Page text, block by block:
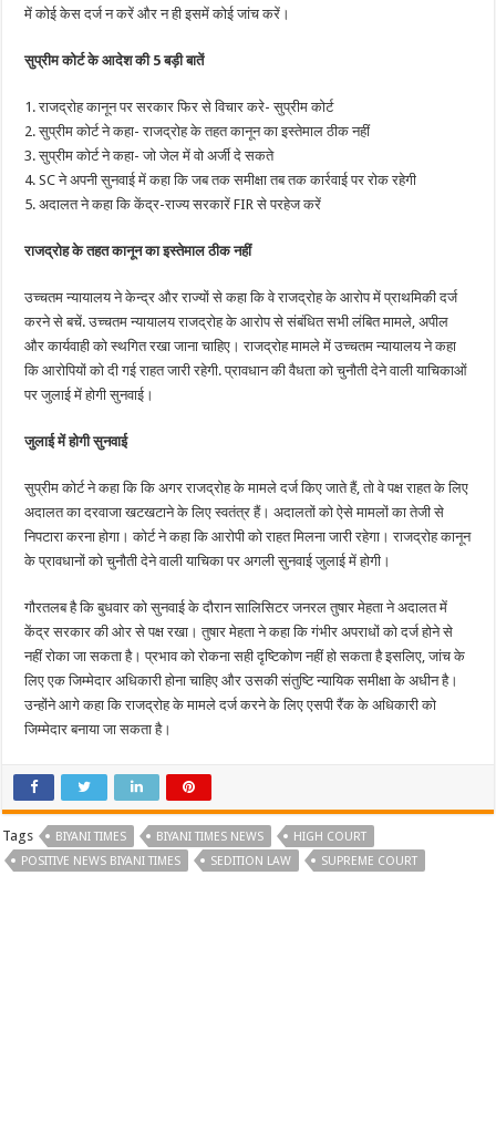
में कोई केस दर्ज न करें और न ही इसमें कोई जांच करें।
सुप्रीम कोर्ट के आदेश की 5 बड़ी बातें
1. राजद्रोह कानून पर सरकार फिर से विचार करे- सुप्रीम कोर्ट
2. सुप्रीम कोर्ट ने कहा- राजद्रोह के तहत कानून का इस्तेमाल ठीक नहीं
3. सुप्रीम कोर्ट ने कहा- जो जेल में वो अर्जी दे सकते
4. SC ने अपनी सुनवाई में कहा कि जब तक समीक्षा तब तक कार्रवाई पर रोक रहेगी
5. अदालत ने कहा कि केंद्र-राज्य सरकारें FIR से परहेज करें
राजद्रोह के तहत कानून का इस्तेमाल ठीक नहीं
उच्चतम न्यायालय ने केन्द्र और राज्यों से कहा कि वे राजद्रोह के आरोप में प्राथमिकी दर्ज
करने से बचें. उच्चतम न्यायालय राजद्रोह के आरोप से संबंधित सभी लंबित मामले, अपील
और कार्यवाही को स्थगित रखा जाना चाहिए। राजद्रोह मामले में उच्चतम न्यायालय ने कहा
कि आरोपियों को दी गई राहत जारी रहेगी. प्रावधान की वैधता को चुनौती देने वाली याचिकाओं
पर जुलाई में होगी सुनवाई।
जुलाई में होगी सुनवाई
सुप्रीम कोर्ट ने कहा कि कि अगर राजद्रोह के मामले दर्ज किए जाते हैं, तो वे पक्ष राहत के लिए
अदालत का दरवाजा खटखटाने के लिए स्वतंत्र हैं। अदालतों को ऐसे मामलों का तेजी से
निपटारा करना होगा। कोर्ट ने कहा कि आरोपी को राहत मिलना जारी रहेगा। राजद्रोह कानून
के प्रावधानों को चुनौती देने वाली याचिका पर अगली सुनवाई जुलाई में होगी।
गौरतलब है कि बुधवार को सुनवाई के दौरान सालिसिटर जनरल तुषार मेहता ने अदालत में
केंद्र सरकार की ओर से पक्ष रखा। तुषार मेहता ने कहा कि गंभीर अपराधों को दर्ज होने से
नहीं रोका जा सकता है। प्रभाव को रोकना सही दृष्टिकोण नहीं हो सकता है इसलिए, जांच के
लिए एक जिम्मेदार अधिकारी होना चाहिए और उसकी संतुष्टि न्यायिक समीक्षा के अधीन है।
उन्होंने आगे कहा कि राजद्रोह के मामले दर्ज करने के लिए एसपी रैंक के अधिकारी को
जिम्मेदार बनाया जा सकता है।
Tags BIYANI TIMES BIYANI TIMES NEWS
HIGH COURT
POSITIVE NEWS BIYANI TIMES
SEDITION LAW SUPREME COURT